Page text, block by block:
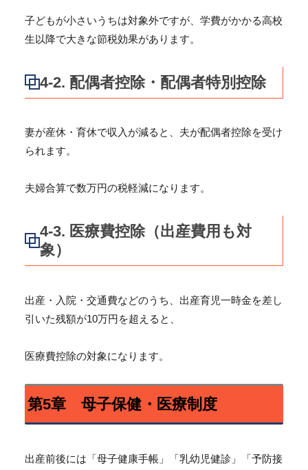
子どもが小さいうちは対象外ですが、 学費がかかる高校
生以降で大きな節税効果があります。
4-2. 配偶者控除・配偶者特別控除
妻が産休・育休で収入が減ると、夫が配偶者控除を受け
られます。
夫婦合算で数万円の税軽減になります。
4-3. 医療費控除（出産費用も対
象）
出産・入院・交通費などのうち、 出産育児一時金を差し
引いた残額が10万円を超えると、
医療費控除の対象になります。
第5章 母子保健・医療制度
出産前後には「母子健康手帳」「乳幼児健診」「予防接